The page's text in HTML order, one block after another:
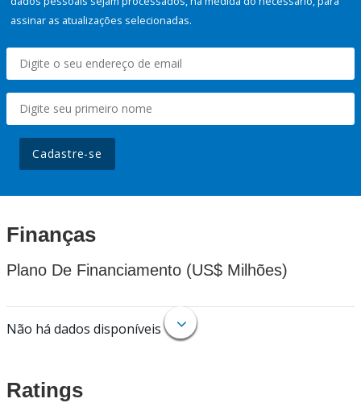
assinar as atualizações selecionadas.
Cadastre-se
Finanças
Plano De Financiamento (US$ Milhões)
Não há dados disponíveis
Ratings